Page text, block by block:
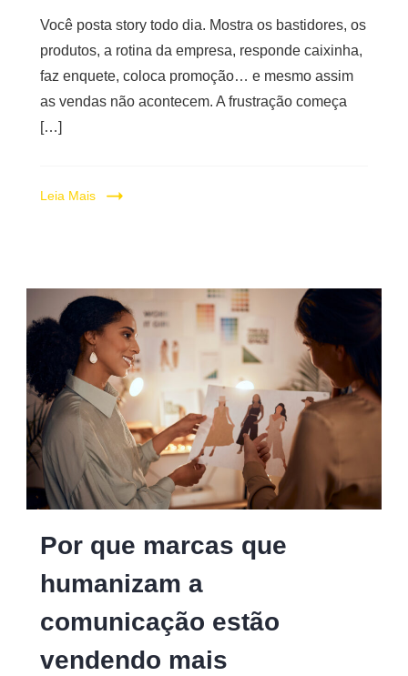
Você posta story todo dia. Mostra os bastidores, os
produtos, a rotina da empresa, responde caixinha,
faz enquete, coloca promoção… e mesmo assim
as vendas não acontecem. A frustração começa
[…]
Leia Mais
Por que marcas que
humanizam a
comunicação estão
vendendo mais